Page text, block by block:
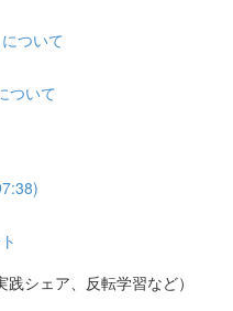
ついて
ついて
シェア、反転学習など）